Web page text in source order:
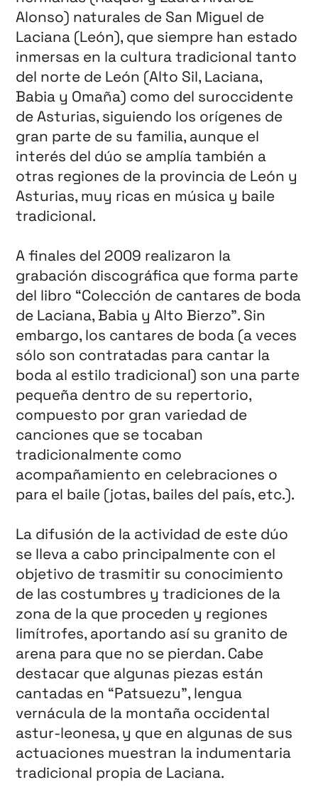
Alonso) naturales de San Miguel de
Laciana (León), que siempre han estado
inmersas en la cultura tradicional tanto
del norte de León (Alto Sil, Laciana,
Babia y Omaña) como del suroccidente
de Asturias, siguiendo los orígenes de
gran parte de su familia, aunque el
interés del dúo se amplía también a
otras regiones de la provincia de León y
Asturias, muy ricas en música y baile
tradicional.
A finales del 2009 realizaron la
grabación discográfica que forma parte
del libro “Colección de cantares de boda
de Laciana, Babia y Alto Bierzo”. Sin
embargo, los cantares de boda (a veces
sólo son contratadas para cantar la
boda al estilo tradicional) son una parte
pequeña dentro de su repertorio,
compuesto por gran variedad de
canciones que se tocaban
tradicionalmente como
acompañamiento en celebraciones o
para el baile (jotas, bailes del país, etc.).
La difusión de la actividad de este dúo
se lleva a cabo principalmente con el
objetivo de trasmitir su conocimiento
de las costumbres y tradiciones de la
zona de la que proceden y regiones
limítrofes, aportando así su granito de
arena para que no se pierdan. Cabe
destacar que algunas piezas están
cantadas en “Patsuezu”, lengua
vernácula de la montaña occidental
astur-leonesa, y que en algunas de sus
actuaciones muestran la indumentaria
tradicional propia de Laciana.